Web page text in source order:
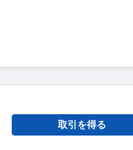
取引を得る